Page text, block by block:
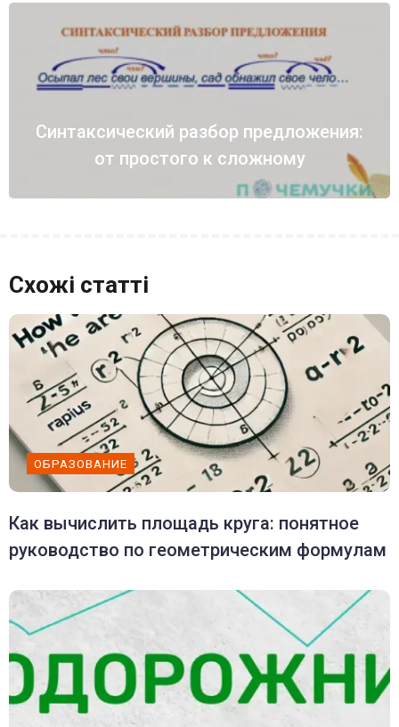
Синтаксический разбор предложения:
от простого к сложному
Схожі статті
ОБРАЗОВАНИЕ
Как вычислить площадь круга: понятное
руководство по геометрическим формулам